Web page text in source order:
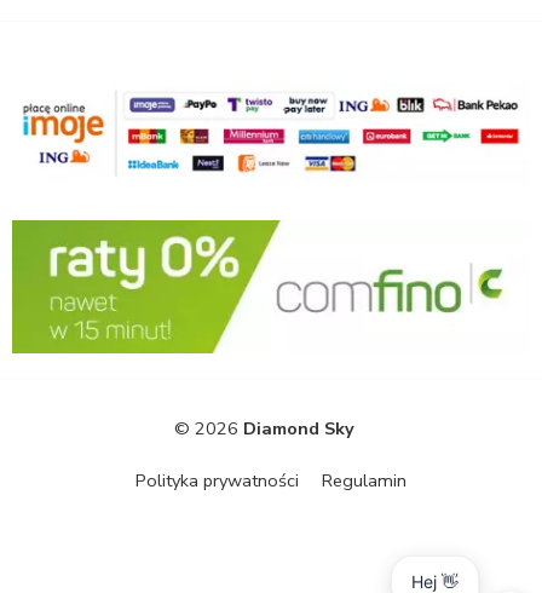
© 2026 Diamond Sky
Polityka prywatności Regulamin